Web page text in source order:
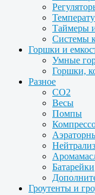
Таймеры
Системы
Горшки и
Умные
Горшки,
Разное
CO2
Весы
Помпы
Батарейки
Гроутенты и